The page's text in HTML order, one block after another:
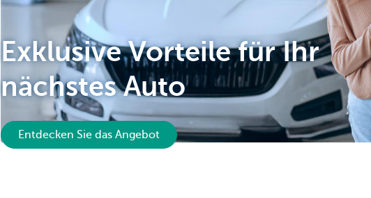
Exklusive Vorteile für Ihr
nächstes Auto
Entdecken Sie das Angebot